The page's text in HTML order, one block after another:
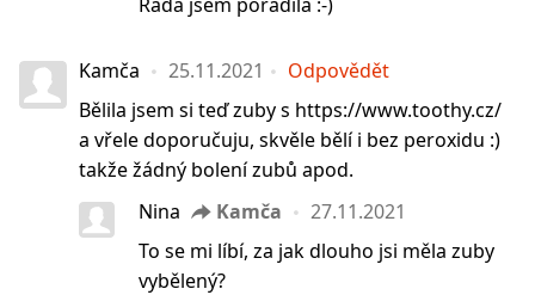
Kamča 25.11.2021
Odpovědět
Bělila jsem si teď zuby s https://www.toothy.cz/
a vřele doporučuju, skvěle bělí i bez peroxidu :)
takže žádný bolení zubů apod.
Nina
Kamča
27.11.2021
To se mi líbí, za jak dlouho jsi měla zuby
vybělený?